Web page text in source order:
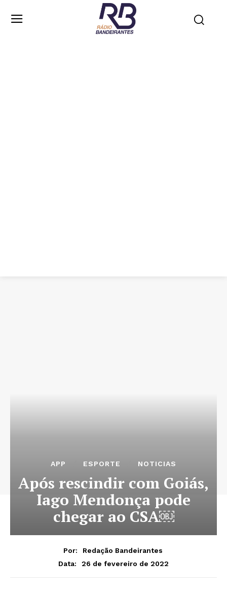
APP ESPORTE NOTICIAS
Após rescindir com Goiás,
Iago Mendonça pode
chegar ao CSA￼
Por:
Redação Bandeirantes
Data:
26 de fevereiro de 2022